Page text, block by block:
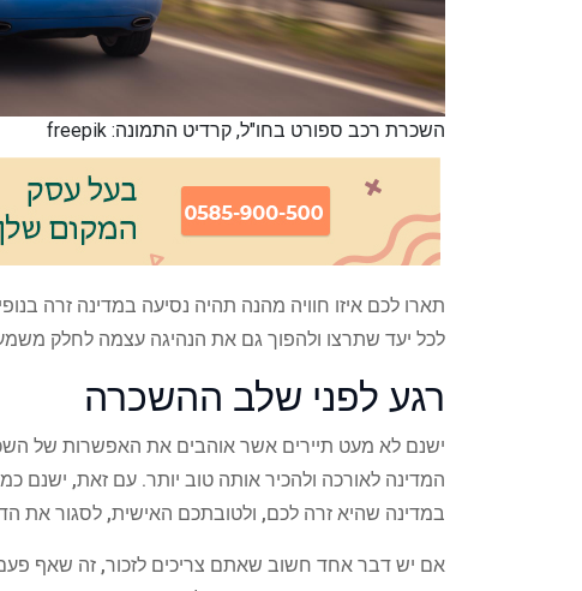
השכרת רכב ספורט בחו"ל, קרדיט התמונה: freepik
תארו לכם איזו חוויה מהנה תהיה נסיעה במדינה זרה
לכל יעד שתרצו ולהפוך גם את הנהיגה עצמה לחלק
רגע לפני שלב ההשכרה
ישנם לא מעט תיירים אשר אוהבים את האפשרות של
המדינה לאורכה ולהכיר אותה טוב יותר. עם זאת, ישנם
במדינה שהיא זרה לכם, ולטובתכם האישית, לסגור את
אם יש דבר אחד חשוב שאתם צריכים לזכור, זה שאף